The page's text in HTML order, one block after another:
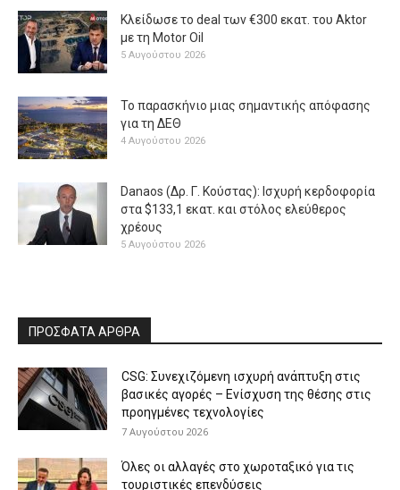
Κλείδωσε το deal των €300 εκατ. του Aktor
με τη Μotor Oil
5 Αυγούστου 2026
Το παρασκήνιο μιας σημαντικής απόφασης
για τη ΔΕΘ
4 Αυγούστου 2026
Danaos (Δρ. Γ. Κούστας): Ισχυρή κερδοφορία
στα $133,1 εκατ. και στόλος ελεύθερος
χρέους
5 Αυγούστου 2026
ΠΡΟΣΦΑΤΑ ΑΡΘΡΑ
CSG: Συνεχιζόμενη ισχυρή ανάπτυξη στις
βασικές αγορές – Ενίσχυση της θέσης στις
προηγμένες τεχνολογίες
7 Αυγούστου 2026
Όλες οι αλλαγές στο χωροταξικό για τις
τουριστικές επενδύσεις